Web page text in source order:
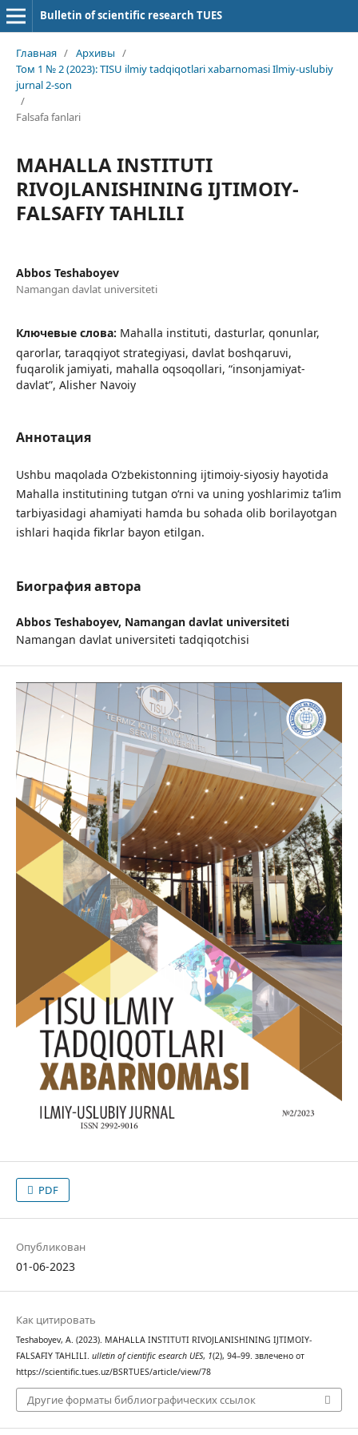
Bulletin of scientific research TUES
Главная / Архивы /
Том 1 № 2 (2023): TISU ilmiy tadqiqotlari xabarnomasi Ilmiy-uslubiy
jurnal 2-son
/
Falsafa fanlari
MAHALLA INSTITUTI
RIVOJLANISHINING IJTIMOIY-
FALSAFIY TAHLILI
Abbos Teshaboyev
Namangan davlat universiteti
Ключевые слова: Mahalla instituti, dasturlar, qonunlar,
qarorlar, taraqqiyot strategiyasi, davlat boshqaruvi,
fuqarolik jamiyati, mahalla oqsoqollari, “insonjamiyat-
davlat”, Alisher Navoiy
Аннотация
Ushbu maqolada O‘zbekistonning ijtimoiy-siyosiy hayotida
Mahalla institutining tutgan o‘rni va uning yoshlarimiz ta’lim
tarbiyasidagi ahamiyati hamda bu sohada olib borilayotgan
ishlari haqida fikrlar bayon etilgan.
Биография автора
Abbos Teshaboyev, Namangan davlat universiteti
Namangan davlat universiteti tadqiqotchisi
PDF
Опубликован
01-06-2023
Как цитировать
Teshaboyev, A. (2023). MAHALLA INSTITUTI RIVOJLANISHINING IJTIMOIY-
FALSAFIY TAHLILI. ulletin of cientific esearch UES, 1(2), 94–99. звлечено от
https://scientific.tues.uz/BSRTUES/article/view/78
Другие форматы библиографических ссылок